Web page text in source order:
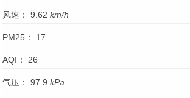
风速： 9.62 km/h
PM25： 17
AQI： 26
气压： 97.9 kPa